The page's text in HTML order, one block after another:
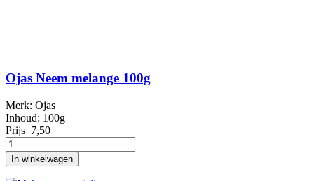
Ojas Neem melange 100g
Merk: Ojas
Inhoud: 100g
Prijs 7,50
In winkelwagen